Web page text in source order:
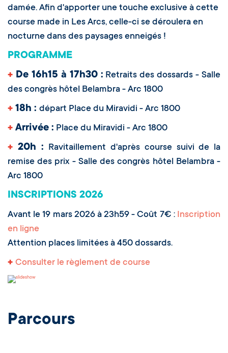
damée. Afin d'apporter une touche exclusive à cette
course made in Les Arcs, celle-ci se déroulera en
nocturne dans des paysages enneigés !
PROGRAMME
+ De 16h15 à 17h30 : Retraits des dossards - Salle
des congrès hôtel Belambra - Arc 1800
+ 18h : départ Place du Miravidi - Arc 1800
+ Arrivée : Place du Miravidi - Arc 1800
+ 20h : Ravitaillement d'après course suivi de la
remise des prix - Salle des congrès hôtel Belambra -
Arc 1800
INSCRIPTIONS 2026
Avant le 19 mars 2026 à 23h59 - Coût 7€ : Inscription
en ligne
Attention places limitées à 450 dossards.
+ Consulter le règlement de course
Parcours